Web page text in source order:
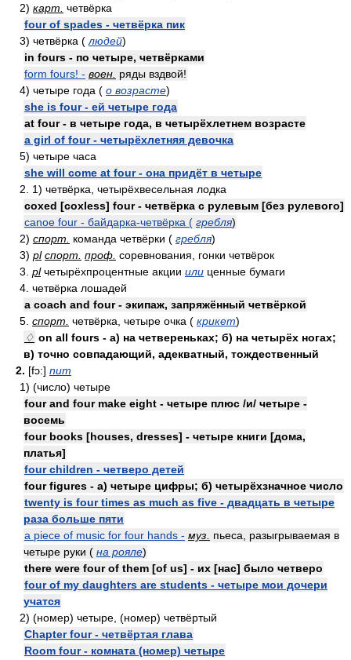
2) карт. четвёрка
four of spades - четвёрка пик
3) четвёрка ( людей)
in fours - по четыре, четвёрками
form fours! - воен. ряды вздвой!
4) четыре года ( о возрасте)
she is four - ей четыре года
at four - в четыре года, в четырёхлетнем возрасте
a girl of four - четырёхлетняя девочка
5) четыре часа
she will come at four - она придёт в четыре
2. 1) четвёрка, четырёхвесельная лодка
coxed [coxless] four - четвёрка с рулевым [без рулевого]
canoe four - байдарка-четвёрка ( гребля)
2) спорт. команда четвёрки ( гребля)
3) pl спорт. проф. соревнования, гонки четвёрок
3. plчетырёхпроцентные акции или ценные бумаги
4. четвёрка лошадей
a coach and four - экипаж, запряжённый четвёркой
5. спорт. четвёрка, четыре очка ( крикет)
♢ on all fours - а) на четвереньках; б) на четырёх ногах;
в) точно совпадающий, адекватный, тождественный
2. [fɔ:] num
1) (число) четыре
four and four make eight - четыре плюс /и/ четыре -
восемь
four books [houses, dresses] - четыре книги [дома,
платья]
four children - четверо детей
four figures - а) четыре цифры; б) четырёхзначное число
twenty is four times as much as five - двадцать в четыре
раза больше пяти
a piece of music for four hands - муз.
пьеса, разыгрываемая в
четыре руки ( на рояле)
there were four of them [of us] - их [нас] было четверо
four of my daughters are students - четыре мои дочери
учатся
2) (номер) четыре, (номер) четвёртый
Chapter four - четвёртая глава
Room four - комната (номер) четыре